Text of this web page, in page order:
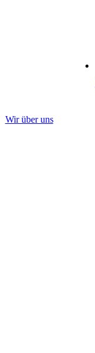
Wir über uns